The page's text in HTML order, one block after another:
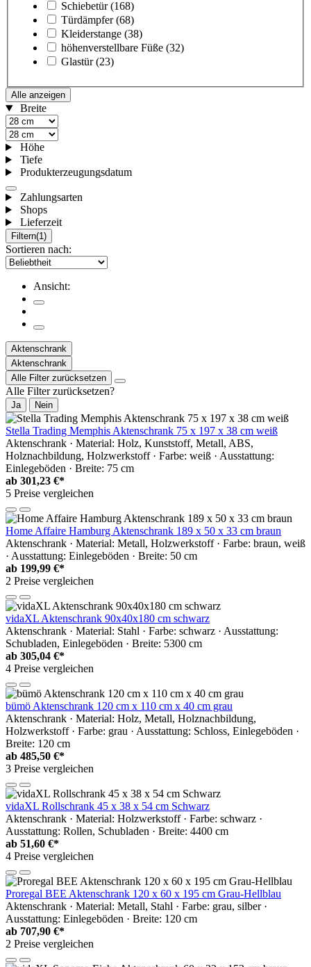
Schiebetür (168)
Türdämpfer (68)
Kleiderstange (38)
höhenverstellbare Füße (32)
Glastür (23)
Alle anzeigen
Breite
Höhe
Tiefe
Produkterzeugungsdatum
Zahlungsarten
Shops
Lieferzeit
Filtern(1)
Sortieren nach:
Ansicht:
Aktenschrank
Aktenschrank
Alle Filter zurücksetzen
Alle Filter zurücksetzen?
Ja Nein
Stella Trading Memphis Aktenschrank 75 x 197 x 38 cm weiß
Aktenschrank · Material: Holz, Kunststoff, Metall, ABS,
Holznachbildung, Holzwerkstoff · Farbe: weiß · Ausstattung:
Einlegeböden · Breite: 75 cm
ab 301,23 €*
5 Preise vergleichen
Home Affaire Hamburg Aktenschrank 189 x 50 x 33 cm braun
Aktenschrank · Material: Metall, Holzwerkstoff · Farbe: braun, weiß
· Ausstattung: Einlegeböden · Breite: 50 cm
ab 199,99 €*
2 Preise vergleichen
vidaXL Aktenschrank 90x40x180 cm schwarz
Aktenschrank · Material: Stahl · Farbe: schwarz · Ausstattung:
Schubladen, Einlegeböden · Breite: 5300 cm
ab 305,04 €*
4 Preise vergleichen
bümö Aktenschrank 120 cm x 110 cm x 40 cm grau
Aktenschrank · Material: Holz, Metall, Holznachbildung,
Holzwerkstoff · Farbe: grau · Ausstattung: Schloss, Einlegeböden ·
Breite: 120 cm
ab 485,50 €*
3 Preise vergleichen
vidaXL Rollschrank 45 x 38 x 54 cm Schwarz
Aktenschrank · Material: Holzwerkstoff · Farbe: schwarz ·
Ausstattung: Rollen, Schubladen · Breite: 4400 cm
ab 51,60 €*
4 Preise vergleichen
Proregal BEE Aktenschrank 120 x 60 x 195 cm Grau-Hellblau
Aktenschrank · Material: Metall, Stahl · Farbe: grau, silber ·
Ausstattung: Einlegeböden · Breite: 120 cm
ab 707,90 €*
2 Preise vergleichen